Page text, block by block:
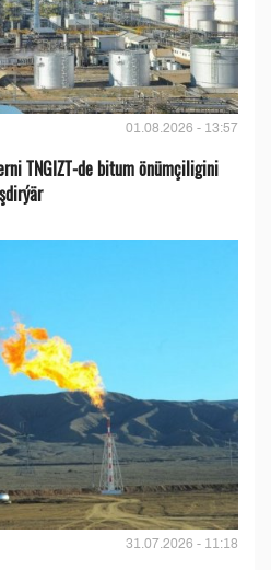
01.08.2026 - 13:57
TNGIZT-de bitum önümçiligini
31.07.2026 - 11:18